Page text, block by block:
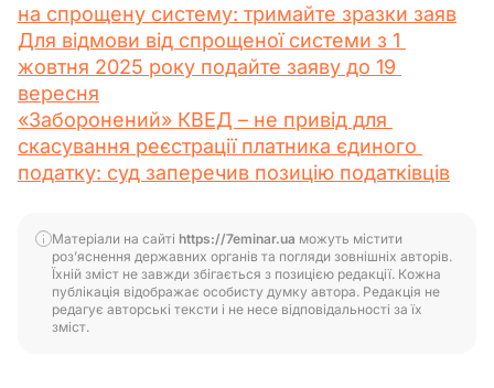
на спрощену систему: тримайте зразки заяв
Для відмови від спрощеної системи з 1
жовтня 2025 року подайте заяву до 19
вересня
«Заборонений» КВЕД – не привід для
скасування реєстрації платника єдиного
податку: суд заперечив позицію податківців
Матеріали на сайті https://7eminar.ua можуть містити
роз’яснення державних органів та погляди зовнішніх авторів.
Їхній зміст не завжди збігається з позицією редакції. Кожна
публікація відображає особисту думку автора. Редакція не
редагує авторські тексти і не несе відповідальності за їх
зміст.